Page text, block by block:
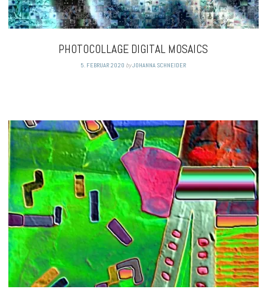
PHOTOCOLLAGE DIGITAL MOSAICS
5. FEBRUAR 2020 byJOHANNA SCHNEIDER